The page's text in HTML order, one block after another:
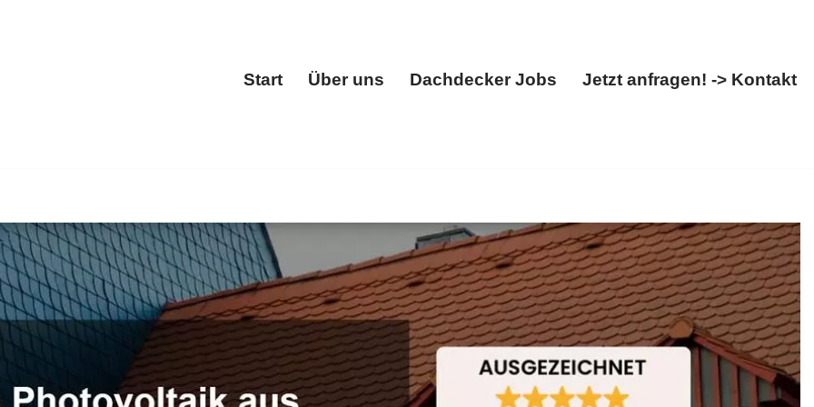
Start Über uns Dachdecker Jobs Jetzt anfragen! -> Kontakt
Dacheindeckung, Dachgauben, Dachstuhl. ✓Dachfenster, ✓Dacheindeckung, ✓Dachdecker,
Wir begleiten Sie auf Ihrem Weg ✉.